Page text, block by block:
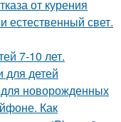
от курения
естественный свет.
7-10 лет.
для детей
новорожденных
Как